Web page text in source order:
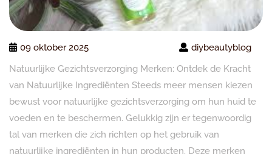
09 oktober 2025
diybeautyblog
Natuurlijke Gezichtsverzorging Merken: Ontdek de Kracht
van Natuurlijke Ingrediënten Steeds meer mensen kiezen
bewust voor natuurlijke gezichtsverzorging om hun huid te
voeden en te beschermen. Gelukkig zijn er tegenwoordig
tal van merken die zich richten op het gebruik van
natuurlijke ingrediënten in hun producten. Deze merken